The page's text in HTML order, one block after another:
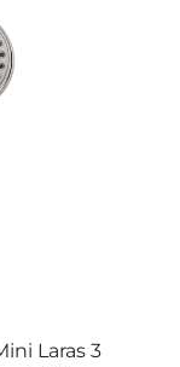
Laras 3